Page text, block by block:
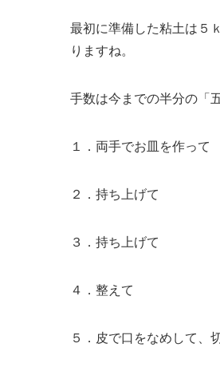
最初に準備した粘土は５
りますね。
手数は今までの半分の「
１．両手でお皿を作って
２．持ち上げて
３．持ち上げて
４．整えて
５．皮で口をなめして、